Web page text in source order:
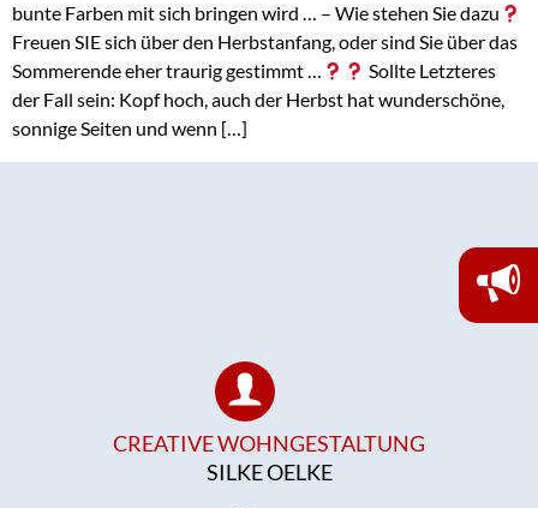
bunte Farben mit sich bringen wird … – Wie stehen Sie dazu
Freuen SIE sich über den Herbstanfang, oder sind Sie über das
Sommerende eher traurig gestimmt …
Sollte Letzteres
der Fall sein: Kopf hoch, auch der Herbst hat wunderschöne,
sonnige Seiten und wenn […]
CREATIVE WOHNGESTALTUNG
SILKE OELKE